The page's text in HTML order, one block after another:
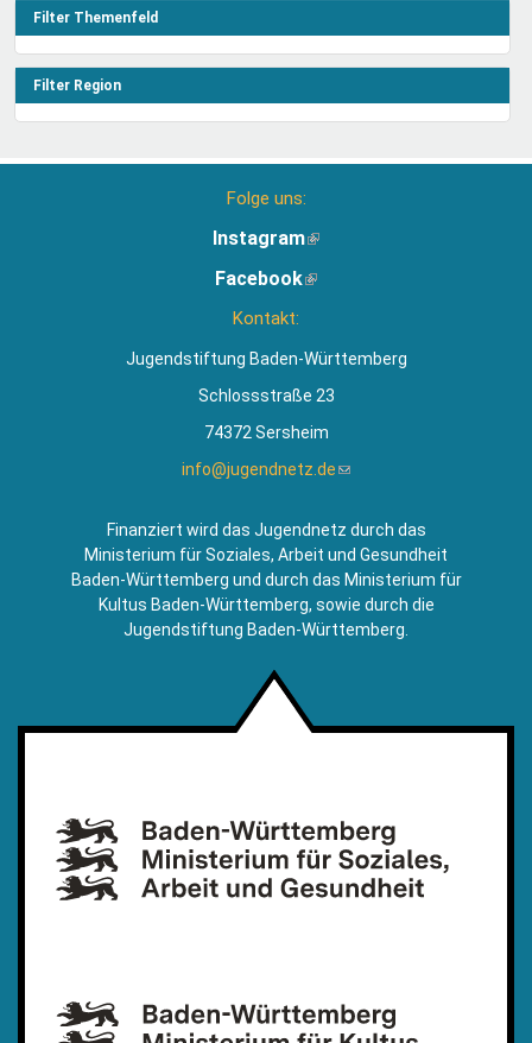
anwenden
Filter Themenfeld
Filter Region
Folge uns:
Instagram(Link
extern)
Facebook(Link
Kontakt:
Jugendstiftung Baden-Württemberg
Schlossstraße 23
74372 Sersheim
info@jugendnetz.de(Link
Mail)
Finanziert wird das Jugendnetz durch das
Ministerium für Soziales, Arbeit und Gesundheit
Baden-Württemberg und durch das Ministerium für
Kultus Baden-Württemberg, sowie durch die
Jugendstiftung Baden-Württemberg.